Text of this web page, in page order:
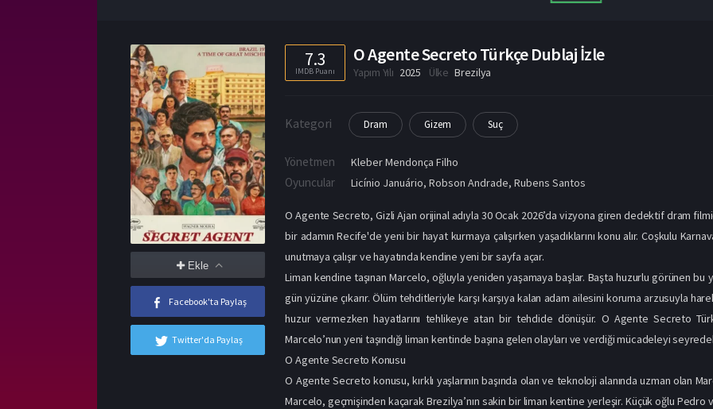
Ekle
Facebook'ta Paylaş
Twitter'da Paylaş
7.3
IMDB Puanı
O Agente Secreto Türkçe Dublaj İzle
Yapım Yılı 2025 Ülke Brezilya
Kategori Dram Gizem Suç
Yönetmen Kleber Mendonça Filho
Oyuncular Licínio Januário,Robson Andrade,Rubens Santos
O Agente Secreto, Gizli Ajan orijinal adıyla 30 Ocak 2026’da vizyona giren dedektif dram
bir adamın Recife'de yeni bir hayat kurmaya çalışırken yaşadıklarını konu alır. Coşkulu
unutmaya çalışır ve hayatında kendine yeni bir sayfa açar.
Liman kendine taşınan Marcelo, oğluyla yeniden yaşamaya başlar. Başta huzurlu görünen
gün yüzüne çıkarır. Ölüm tehditleriyle karşı karşıya kalan adam ailesini koruma arzusuyla
huzur vermezken hayatlarını tehlikeye atan bir tehdide dönüşür. O Agente Secreto
Marcelo’nun yeni taşındığı liman kentinde başına gelen olayları ve verdiği mücadeleyi
O Agente Secreto Konusu
O Agente Secreto konusu, kırklı yaşlarının başında olan ve teknoloji alanında uzman olan
Marcelo, geçmişinden kaçarak Brezilya’nın sakin bir liman kentine yerleşir. Küçük oğlu